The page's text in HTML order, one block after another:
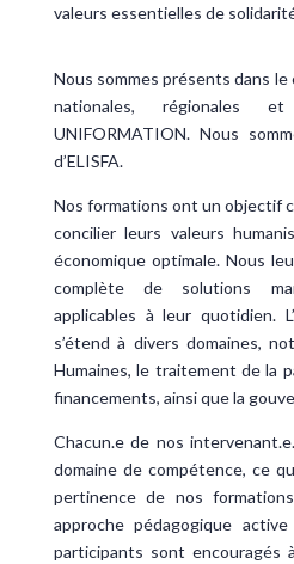
valeurs essentielles de
Nous sommes présents dans
nationales, régionales
UNIFORMATION. Nous
d’ELISFA.
Nos formations ont un objectif
concilier leurs valeurs
économique optimale. Nous
complète de solutions
applicables à leur quotidien.
s’étend à divers domaines,
Humaines, le traitement de la
financements, ainsi que la
Chacun.e de nos
domaine de compétence, ce
pertinence de nos
approche pédagogique
participants sont encouragés